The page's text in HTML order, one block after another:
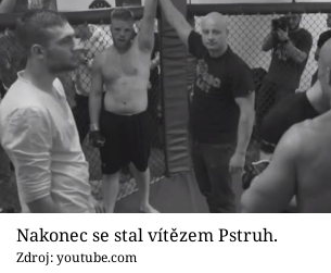
Nakonec se stal vítězem Pstruh.
Zdroj: youtube.com